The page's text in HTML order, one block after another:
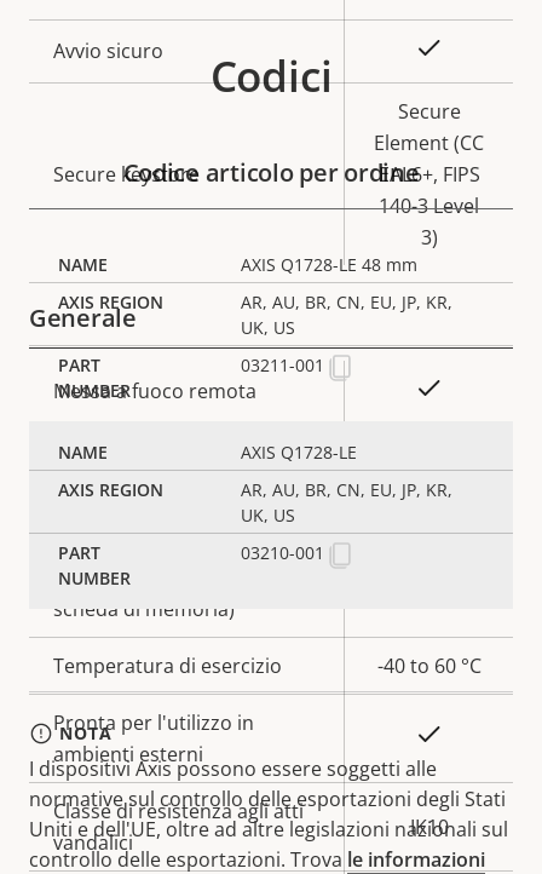
della
proprietà
della
Avvio sicuro
Secure keystore
Secure
Element (CC
EAL6+, FIPS
140-3 Level
3)
Generale
Descrizione
proprietà
Valore
proprietà
Messa a fuoco remota
Zoom remoto
Archiviazione locale (slot per
scheda di memoria)
Temperatura di esercizio -40 to 60 °C
Pronta per l'utilizzo in
ambienti esterni
Classe di resistenza agli atti
vandalici
IK10
Codici
Codice articolo per ordine
AXIS Q1728-LE 48 mm
AR, AU, BR, CN, EU, JP, KR,
UK, US
03211-001
AXIS Q1728-LE
AR, AU, BR, CN, EU, JP, KR,
UK, US
03210-001
NOTA
I dispositivi Axis possono essere soggetti alle
normative sul controllo delle esportazioni degli Stati
Uniti e dell'UE, oltre ad altre legislazioni nazionali sul
controllo delle esportazioni. Trova le informazioni